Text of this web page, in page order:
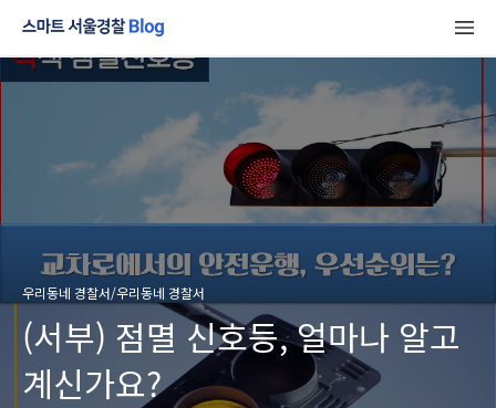
우리동네 경찰서/우리동네 경찰서
(서부) 점멸 신호등, 얼마나 알고
계신가요?